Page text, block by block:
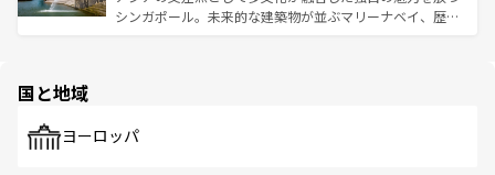
ける。 なお、新着のタイ情報はコンテンツ一覧を参照して
そう。 なお、新着の香港情報はコンテンツ一覧を参照して
シンガポール。未来的な建築物が並ぶマリーナベイ、歴史
で、ホーカーズは地元の風情を楽しめる外せないスポット
国と地域
ヨーロッパ